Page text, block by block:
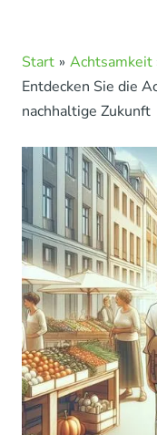
Start
Achtsamkeit
Entdecken Sie die
nachhaltige Zukunft